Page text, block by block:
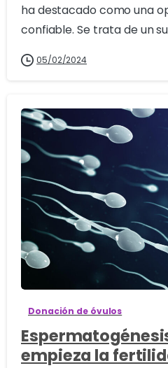
ha destacado como una
confiable. Se trata de un
05/02/2024
Donación de óvulos
empieza la